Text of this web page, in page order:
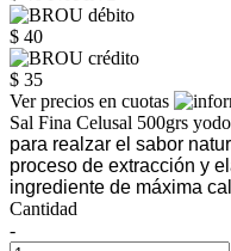
$ 40
$ 35
Ver precios en cuotas
Sal Fina Celusal 500grs
para realzar el sabor
proceso de extracción y
ingrediente de máxima
Cantidad
-